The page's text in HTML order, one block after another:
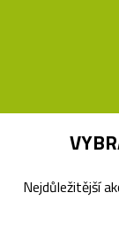
Nejdůležitější